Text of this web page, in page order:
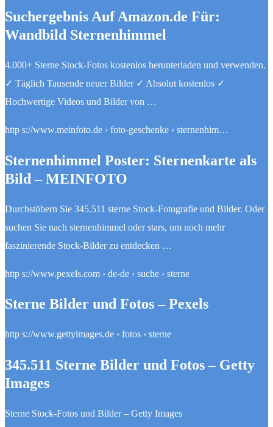
Suchergebnis Auf Amazon.de Für:
Wandbild Sternenhimmel
4.000+ Sterne Stock-Fotos kostenlos herunterladen und verwenden.
✓ Täglich Tausende neuer Bilder ✓ Absolut kostenlos ✓
Hochwertige Videos und Bilder von …
http s://www.meinfoto.de › foto-geschenke › sternenhim…
Sternenhimmel Poster: Sternenkarte als
Bild – MEINFOTO
Durchstöbern Sie 345.511 sterne Stock-Fotografie und Bilder. Oder
suchen Sie nach sternenhimmel oder stars, um noch mehr
faszinierende Stock-Bilder zu entdecken …
http s://www.pexels.com › de-de › suche › sterne
Sterne Bilder und Fotos – Pexels
http s://www.gettyimages.de › fotos › sterne
345.511 Sterne Bilder und Fotos – Getty
Images
Sterne Stock-Fotos und Bilder – Getty Images